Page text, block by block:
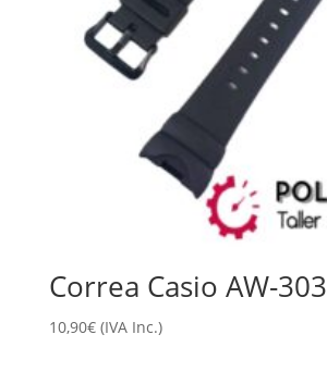
Correa Casio AW-303
10,90€ (IVA Inc.)